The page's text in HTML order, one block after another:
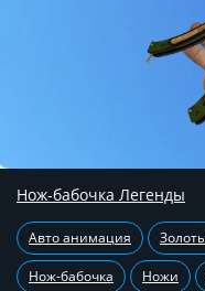
Нож-бабочка Легенды
Авто анимация
Нож-бабочка Ножи